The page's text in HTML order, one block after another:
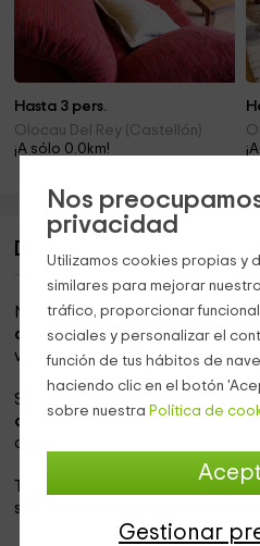
Nos
privacidad
Utilizamos cookies propias y
similares para mejorar
tráfico, proporcionar
sociales y personalizar el
función de tus hábitos de
haciendo clic en el botón
sobre nuestra Política de
Gestionar
Hasta 3 pers.
Olocau Del Rey (Castellón)
¡A sólo 0.0km!
Descripción de La Casa
Nuestro alojamiento se
de Castellón, en la que vas a
vistas y comodidades en el
Se trata de una casita
desconectar,
de ruidos ni tampoco de
capacidad para 4
siguientes estancias: